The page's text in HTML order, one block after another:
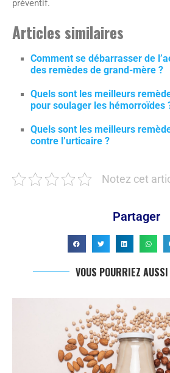
préventif.
Articles similaires
Comment se débarrasser de
des remèdes de grand-mère ?
Quels sont les meilleurs
pour soulager les hémorroïdes
Quels sont les meilleurs
contre l’urticaire ?
Notez cet
Partager
VOUS POURRIEZ